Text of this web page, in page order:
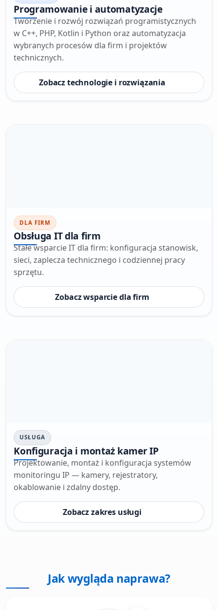
Programowanie i automatyzacje
Tworzenie i rozwój rozwiązań programistycznych
w C++, PHP, Kotlin i Python oraz automatyzacja
wybranych procesów dla firm i projektów
technicznych.
Zobacz technologie i rozwiązania
DLA FIRM
Obsługa IT dla firm
Stałe wsparcie IT dla firm: konfiguracja stanowisk,
sieci, zaplecza technicznego i codziennej pracy
sprzętu.
Zobacz wsparcie dla firm
USŁUGA
Konfiguracja i montaż kamer IP
Projektowanie, montaż i konfiguracja systemów
monitoringu IP — kamery, rejestratory,
okablowanie i zdalny dostęp.
Zobacz zakres usługi
Jak wygląda naprawa?